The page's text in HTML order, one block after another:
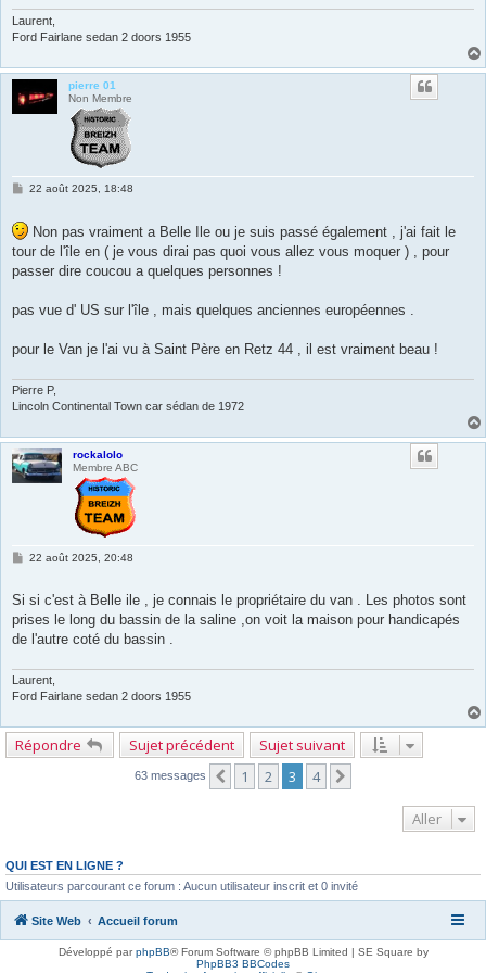
Laurent,
Ford Fairlane sedan 2 doors 1955
pierre 01
Non Membre
M
s
a
g
22 août 2025, 18:48
Non pas vraiment a Belle Ile ou je suis passé également , j'ai fait le
tour de l'île en ( je vous dirai pas quoi vous allez vous moquer ) , pour
passer dire coucou a quelques personnes !
pas vue d' US sur l'île , mais quelques anciennes européennes .
pour le Van je l'ai vu à Saint Père en Retz 44 , il est vraiment beau !
Pierre P,
Lincoln Continental Town car sédan de 1972
rockalolo
Membre ABC
M
a
g
e
22 août 2025, 20:48
Si si c'est à Belle ile , je connais le propriétaire du van . Les photos sont
prises le long du bassin de la saline ,on voit la maison pour handicapés
de l'autre coté du bassin .
Laurent,
Ford Fairlane sedan 2 doors 1955
Répondre Sujet précédent Sujet suivant
63 messages Précédent
1 2 3 4
Aller
QUI EST EN LIGNE ?
Utilisateurs parcourant ce forum : Aucun utilisateur inscrit et 0 invité
Site Web Accueil forum
Développé parphpBB® Forum Software © phpBB Limited | SE Square by
PhpBB3 BBCodes